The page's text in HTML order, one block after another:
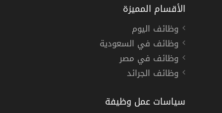
الأقسام المميزة
وظائف اليوم
وظائف في السعودية
وظائف في مصر
وظائف الجرائد
سياسات عمل وظيفة